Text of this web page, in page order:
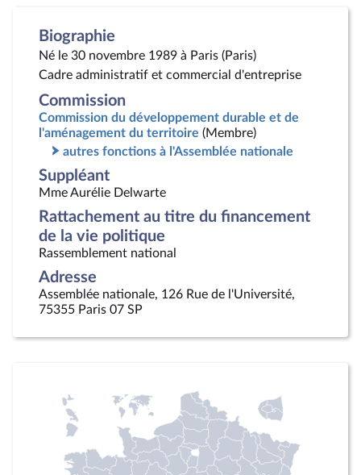
Biographie
Né le 30 novembre 1989 à Paris (Paris)
Cadre administratif et commercial d'entreprise
Commission
Commission du développement durable et de
l'aménagement du territoire (Membre)
autres fonctions à l'Assemblée nationale
Suppléant
Mme Aurélie Delwarte
Rattachement au titre du financement
de la vie politique
Rassemblement national
Adresse
Assemblée nationale, 126 Rue de l'Université,
75355 Paris 07 SP